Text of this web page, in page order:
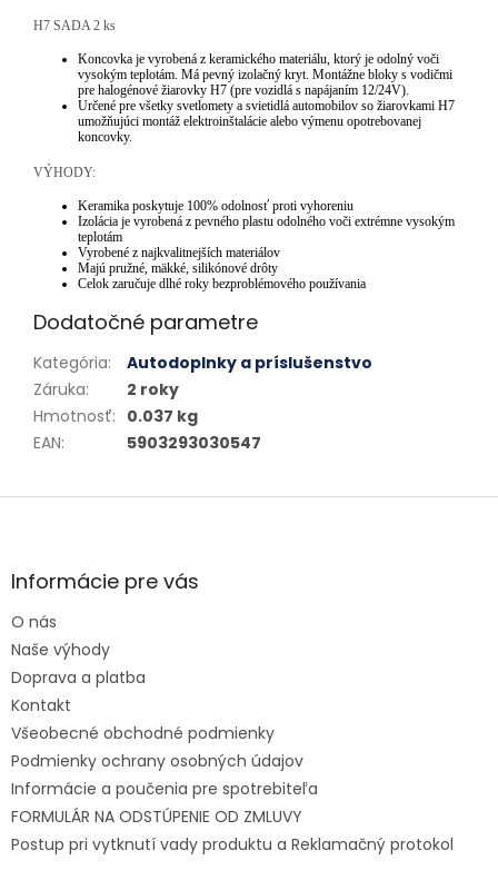
H7 SADA 2 ks
Koncovka je vyrobená z keramického materiálu, ktorý je odolný voči
vysokým teplotám. Má pevný izolačný kryt. Montážne bloky s vodičmi
pre halogénové žiarovky H7 (pre vozidlá s napájaním 12/24V).
Určené pre všetky svetlomety a svietidlá automobilov so žiarovkami H7
umožňujúci montáž elektroinštalácie alebo výmenu opotrebovanej
koncovky.
VÝHODY:
Keramika poskytuje 100% odolnosť proti vyhoreniu
Izolácia je vyrobená z pevného plastu odolného voči extrémne vysokým
teplotám
Vyrobené z najkvalitnejších materiálov
Majú pružné, mäkké, silikónové drôty
Celok zaručuje dlhé roky bezproblémového používania
Dodatočné parametre
Kategória:
Autodoplnky a príslušenstvo
Záruka:
2 roky
Hmotnosť: 0.037 kg
EAN: 5903293030547
Zápätie
Informácie pre vás
O nás
Naše výhody
Doprava a platba
Kontakt
Všeobecné obchodné podmienky
Podmienky ochrany osobných údajov
Informácie a poučenia pre spotrebiteľa
FORMULÁR NA ODSTÚPENIE OD ZMLUVY
Postup pri vytknutí vady produktu a Reklamačný protokol